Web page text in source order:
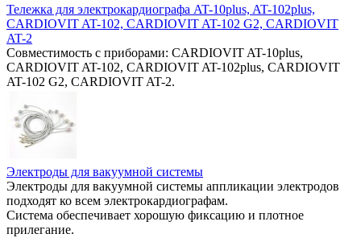
Тележка для электрокардиографа AT-10plus, AT-102plus,
CARDIOVIT AT-102, CARDIOVIT AT-102 G2, CARDIOVIT
AT-2
Совместимость с приборами: CARDIOVIT AT-10plus,
CARDIOVIT AT-102, CARDIOVIT AT-102plus, CARDIOVIT
AT-102 G2, CARDIOVIT AT-2.
Электроды для вакуумной системы
Электроды для вакуумной системы аппликации электродов
подходят ко всем электрокардиографам.
Система обеспечивает хорошую фиксацию и плотное
прилегание.